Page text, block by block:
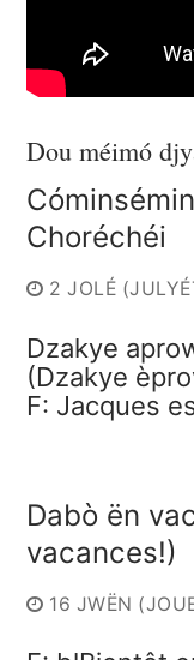
Dou méimó
Choréchéi
2 JOLÉ
Dzakye
(Dzakye
F: Jacques
Dabò ën
vacances!)
16 JWËN